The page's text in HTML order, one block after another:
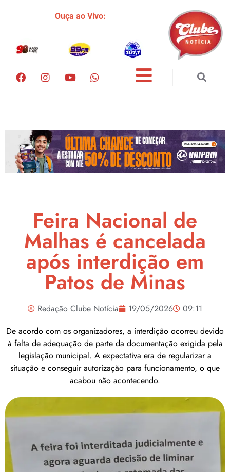
Ouça ao Vivo:
Feira Nacional de
Malhas é cancelada
após interdição em
Patos de Minas
Redação Clube Notícia 19/05/2026
09:11
De acordo com os organizadores, a interdição ocorreu devido
à falta de adequação de parte da documentação exigida pela
legislação municipal. A expectativa era de regularizar a
situação e conseguir autorização para funcionamento, o que
acabou não acontecendo.